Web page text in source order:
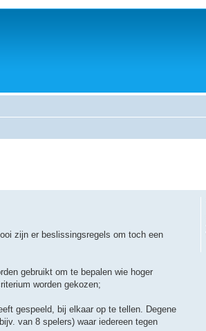
zijn er beslissingsregels om toch een
gebruikt om te bepalen wie hoger
worden gekozen;
gespeeld, bij elkaar op te tellen. Degene
van 8 spelers) waar iedereen tegen